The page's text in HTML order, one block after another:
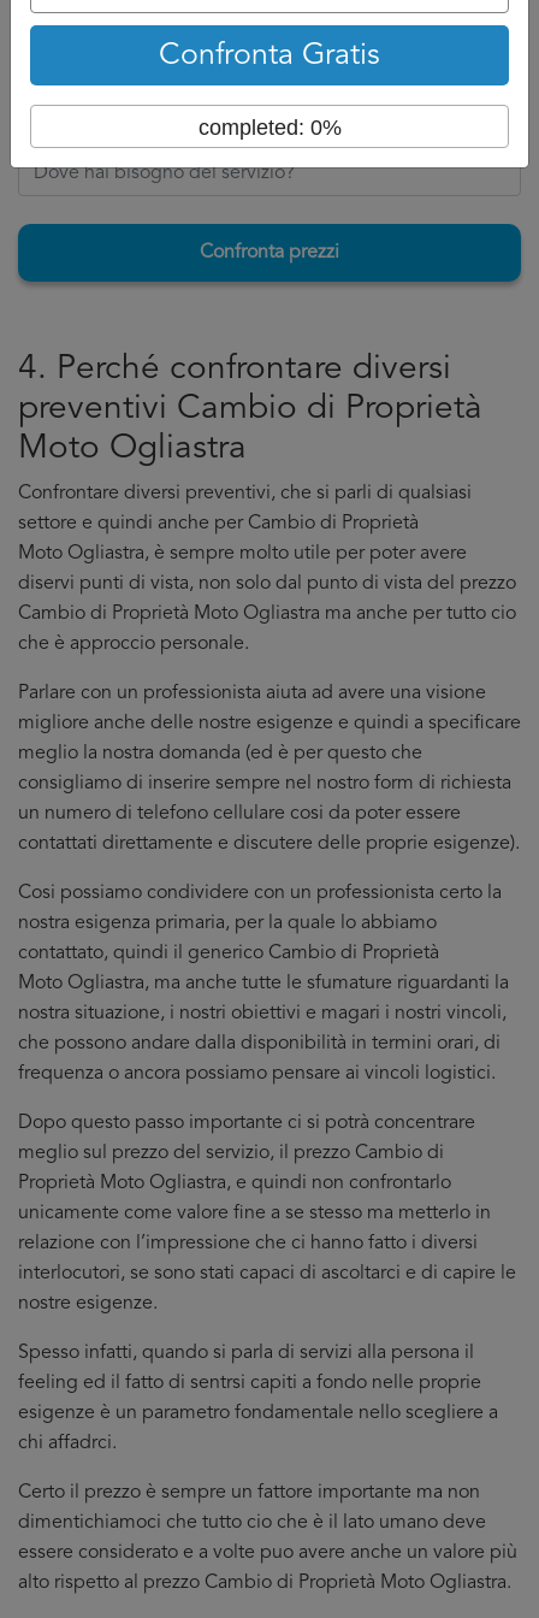
la risposta per Cambio di Proprietà Moto Ogliastra.
Confronta prezzi
4. Perché confrontare diversi
preventivi Cambio di Proprietà
Moto Ogliastra
Confrontare diversi preventivi, che si parli di qualsiasi
settore e quindi anche per Cambio di Proprietà
Moto Ogliastra, è sempre molto utile per poter avere
diservi punti di vista, non solo dal punto di vista del prezzo
Cambio di Proprietà Moto Ogliastra ma anche per tutto cio
che è approccio personale.
Parlare con un professionista aiuta ad avere una visione
migliore anche delle nostre esigenze e quindi a specificare
meglio la nostra domanda (ed è per questo che
consigliamo di inserire sempre nel nostro form di richiesta
un numero di telefono cellulare cosi da poter essere
contattati direttamente e discutere delle proprie esigenze).
Cosi possiamo condividere con un professionista certo la
nostra esigenza primaria, per la quale lo abbiamo
contattato, quindi il generico Cambio di Proprietà
Moto Ogliastra, ma anche tutte le sfumature riguardanti la
nostra situazione, i nostri obiettivi e magari i nostri vincoli,
che possono andare dalla disponibilità in termini orari, di
frequenza o ancora possiamo pensare ai vincoli logistici.
Dopo questo passo importante ci si potrà concentrare
meglio sul prezzo del servizio, il prezzo Cambio di
Proprietà Moto Ogliastra, e quindi non confrontarlo
unicamente come valore fine a se stesso ma metterlo in
relazione con l’impressione che ci hanno fatto i diversi
interlocutori, se sono stati capaci di ascoltarci e di capire le
nostre esigenze.
Spesso infatti, quando si parla di servizi alla persona il
feeling ed il fatto di sentrsi capiti a fondo nelle proprie
esigenze è un parametro fondamentale nello scegliere a
chi affadrci.
Certo il prezzo è sempre un fattore importante ma non
dimentichiamoci che tutto cio che è il lato umano deve
essere considerato e a volte puo avere anche un valore più
alto rispetto al prezzo Cambio di Proprietà Moto Ogliastra.
Confronta Gratis
completed: 0%